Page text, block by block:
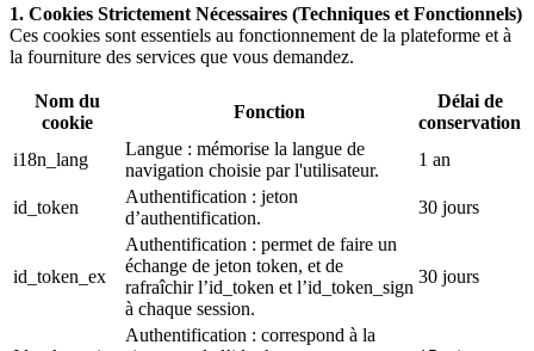
1. Cookies Strictement Nécessaires (Techniques et Fonctionnels)
Ces cookies sont essentiels au fonctionnement de la plateforme et à
la fourniture des services que vous demandez.
Nom du
cookie
Fonction
Délai de
conservation
i18n_lang
Langue : mémorise la langue de
navigation choisie par l'utilisateur.
1 an
id_token
Authentification : jeton
d’authentification.
30 jours
id_token_ex
Authentification : permet de faire un
échange de jeton token, et de
rafraîchir l’id_token et l’id_token_sign
à chaque session.
30 jours
Authentification : correspond à la